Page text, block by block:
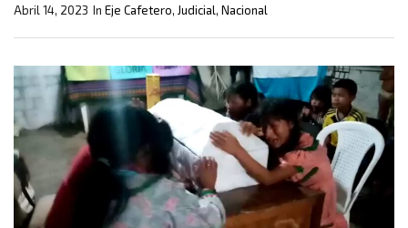
In Eje Cafetero, Judicial, Nacional
Abril 14, 2023